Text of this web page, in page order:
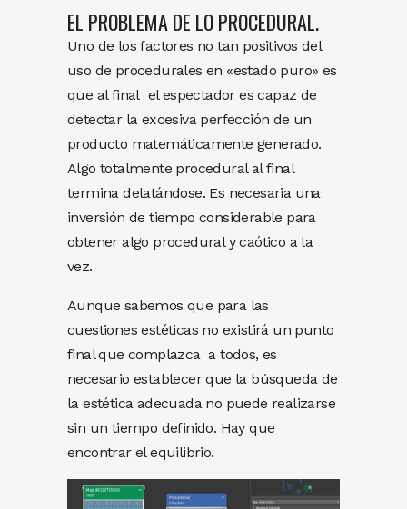
EL PROBLEMA DE LO PROCEDURAL.
Uno de los factores no tan positivos del
uso de procedurales en «estado puro» es
que al final el espectador es capaz de
detectar la excesiva perfección de un
producto matemáticamente generado.
Algo totalmente procedural al final
termina delatándose. Es necesaria una
inversión de tiempo considerable para
obtener algo procedural y caótico a la
vez.
Aunque sabemos que para las
cuestiones estéticas no existirá un punto
final que complazca a todos, es
necesario establecer que la búsqueda de
la estética adecuada no puede realizarse
sin un tiempo definido. Hay que
encontrar el equilibrio.